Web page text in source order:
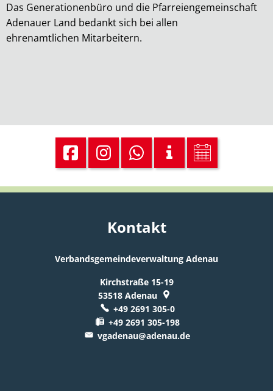
Das Generationenbüro und die Pfarreiengemeinschaft
Adenauer Land bedankt sich bei allen
ehrenamtlichen Mitarbeitern.
Kontakt
Verbandsgemeindeverwaltung Adenau
Kirchstraße 15-19
53518 Adenau
+49 2691 305-0
+49 2691 305-198
vgadenau@adenau.de